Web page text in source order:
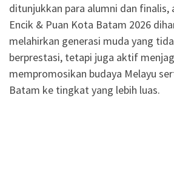
ditunjukkan para alumni dan finalis,
Encik & Puan Kota Batam 2026
melahirkan generasi muda yang
berprestasi, tetapi juga aktif
mempromosikan budaya Melayu
Batam ke tingkat yang lebih luas.